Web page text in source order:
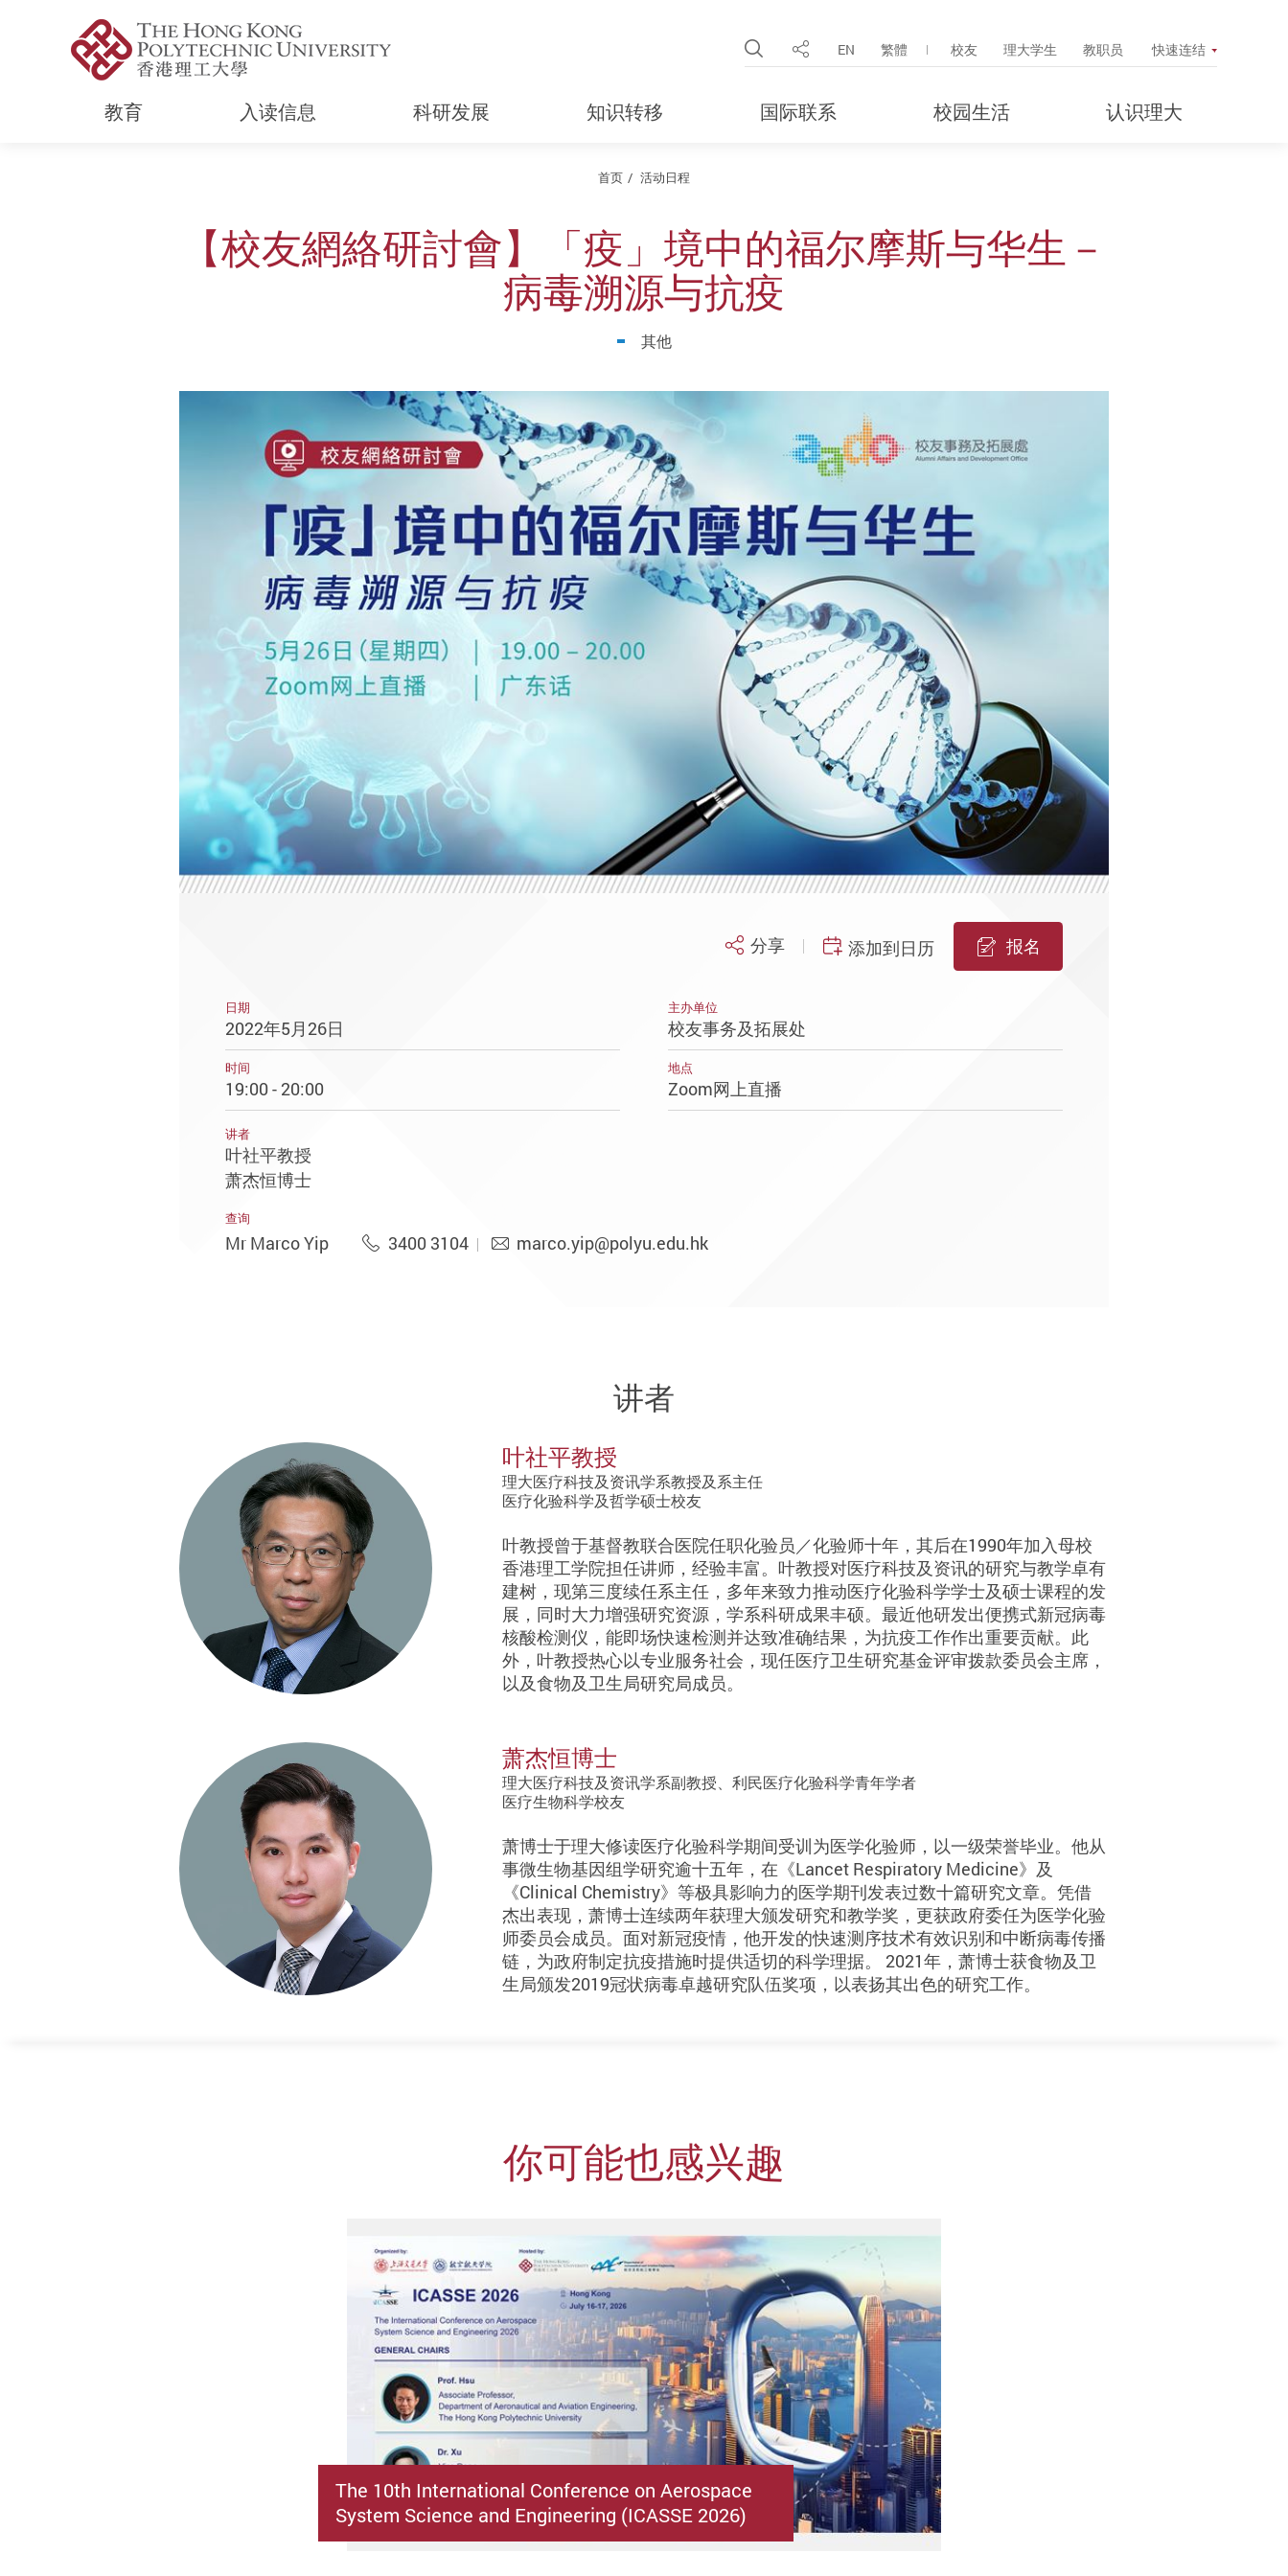
Open Site Search Popup
分享 EN 繁體 校友 理大学生 教职员 快速连结
教育 入读信息 科研发展 知识转移 国际联系 校园生活 认识理大
首页 活动日程
【校友網絡研討會】「疫」境中的福尔摩斯与华生－
病毒溯源与抗疫
其他
分享 添加到日历 报名
日期
2022年5月26日
主办单位
校友事务及拓展处
时间
19:00 - 20:00
地点
Zoom网上直播
讲者
叶社平教授
萧杰恒博士
查询
Mr Marco Yip 3400 3104 marco.yip@polyu.edu.hk
讲者
叶社平教授
理大医疗科技及资讯学系教授及系主任
医疗化验科学及哲学硕士校友
叶教授曾于基督教联合医院任职化验员／化验师十年，其后在1990年加入母校
香港理工学院担任讲师，经验丰富。叶教授对医疗科技及资讯的研究与教学卓有
建树，现第三度续任系主任，多年来致力推动医疗化验科学学士及硕士课程的发
展，同时大力增强研究资源，学系科研成果丰硕。最近他研发出便携式新冠病毒
核酸检测仪，能即场快速检测并达致准确结果，为抗疫工作作出重要贡献。此
外，叶教授热心以专业服务社会，现任医疗卫生研究基金评审拨款委员会主席，
以及食物及卫生局研究局成员。
萧杰恒博士
理大医疗科技及资讯学系副教授、利民医疗化验科学青年学者
医疗生物科学校友
萧博士于理大修读医疗化验科学期间受训为医学化验师，以一级荣誉毕业。他从
事微生物基因组学研究逾十五年，在《Lancet Respiratory Medicine》及
《Clinical Chemistry》等极具影响力的医学期刊发表过数十篇研究文章。凭借
杰出表现，萧博士连续两年获理大颁发研究和教学奖，更获政府委任为医学化验
师委员会成员。面对新冠疫情，他开发的快速测序技术有效识别和中断病毒传播
链，为政府制定抗疫措施时提供适切的科学理据。 2021年，萧博士获食物及卫
生局颁发2019冠状病毒卓越研究队伍奖项，以表扬其出色的研究工作。
你可能也感兴趣
The 10th International Conference on Aerospace
System Science and Engineering (ICASSE 2026)